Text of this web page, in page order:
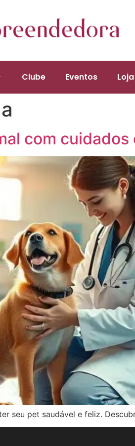
Clube Eventos Loja
com cuidados
seu pet saudável e feliz.